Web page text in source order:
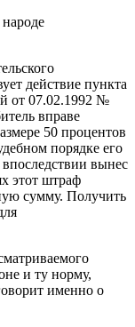
действие пункта
от 07.02.1992 №
вправе
50 процентов
порядке его
вынес
этот штраф
сумму. Получить
и ту норму,
именно о